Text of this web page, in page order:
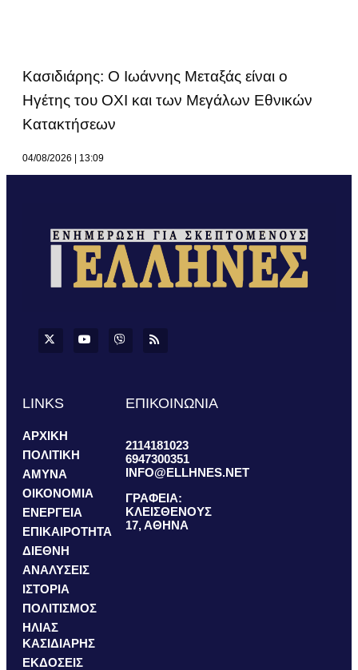
Κασιδιάρης: Ο Ιωάννης Μεταξάς είναι ο
Ηγέτης του ΟΧΙ και των Μεγάλων Εθνικών
Κατακτήσεων
04/08/2026 13:09
LINKS
ΑΡΧΙΚΗ
ΠΟΛΙΤΙΚΗ
ΑΜΥΝΑ
ΟΙΚΟΝΟΜΙΑ
ΕΝΕΡΓΕΙΑ
ΕΠΙΚΑΙΡΟΤΗΤΑ
ΔΙΕΘΝΗ
ΑΝΑΛΥΣΕΙΣ
ΙΣΤΟΡΙΑ
ΠΟΛΙΤΙΣΜΟΣ
ΗΛΙΑΣ
ΚΑΣΙΔΙΑΡΗΣ
ΕΚΔΟΣΕΙΣ
ΕΠΙΚΟΙΝΩΝΙΑ
2114181023
6947300351
INFO@ELLHNES.NET
ΓΡΑΦΕΙΑ:
ΚΛΕΙΣΘΕΝΟΥΣ
17, ΑΘΗΝΑ